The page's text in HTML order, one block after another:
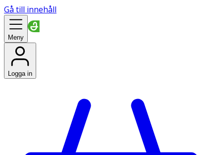
Gå till innehåll
Meny
Logga in